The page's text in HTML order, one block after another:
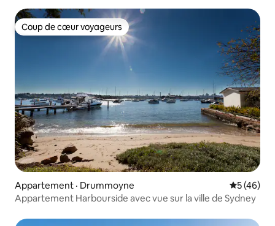
Coup de cœur voyageurs
Coup de cœur voyageurs
Appartement · Drummoyne Note
5 (46)
Appartement Harbourside avec vue sur la ville de Sydney